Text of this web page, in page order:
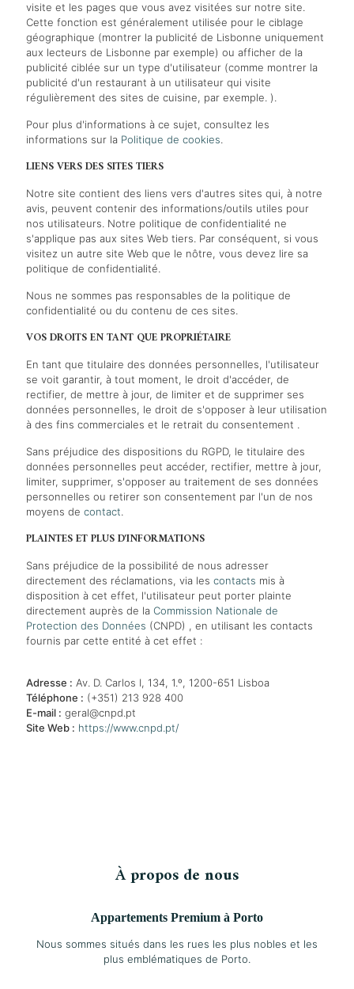
visite et les pages que vous avez visitées sur notre site.
Cette fonction est généralement utilisée pour le ciblage
géographique (montrer la publicité de Lisbonne uniquement
aux lecteurs de Lisbonne par exemple) ou afficher de la
publicité ciblée sur un type d'utilisateur (comme montrer la
publicité d'un restaurant à un utilisateur qui visite
régulièrement des sites de cuisine, par exemple. ).
Pour plus d'informations à ce sujet, consultez les
informations sur la Politique de cookies.
LIENS VERS DES SITES TIERS
Notre site contient des liens vers d'autres sites qui, à notre
avis, peuvent contenir des informations/outils utiles pour
nos utilisateurs. Notre politique de confidentialité ne
s'applique pas aux sites Web tiers. Par conséquent, si vous
visitez un autre site Web que le nôtre, vous devez lire sa
politique de confidentialité.
Nous ne sommes pas responsables de la politique de
confidentialité ou du contenu de ces sites.
VOS DROITS EN TANT QUE PROPRIÉTAIRE
En tant que titulaire des données personnelles, l'utilisateur
se voit garantir, à tout moment, le droit d'accéder, de
rectifier, de mettre à jour, de limiter et de supprimer ses
données personnelles, le droit de s'opposer à leur utilisation
à des fins commerciales et le retrait du consentement .
Sans préjudice des dispositions du RGPD, le titulaire des
données personnelles peut accéder, rectifier, mettre à jour,
limiter, supprimer, s'opposer au traitement de ses données
personnelles ou retirer son consentement par l'un de nos
moyens de contact.
PLAINTES ET PLUS D'INFORMATIONS
Sans préjudice de la possibilité de nous adresser
directement des réclamations, via les contacts mis à
disposition à cet effet, l'utilisateur peut porter plainte
directement auprès de la Commission Nationale de
Protection des Données (CNPD) , en utilisant les contacts
fournis par cette entité à cet effet :
Adresse : Av. D. Carlos I, 134, 1.º, 1200-651 Lisboa
Téléphone : (+351) 213 928 400
E-mail : geral@cnpd.pt
Site Web : https://www.cnpd.pt/
À propos de nous
Appartements Premium à Porto
Nous sommes situés dans les rues les plus nobles et les
plus emblématiques de Porto.